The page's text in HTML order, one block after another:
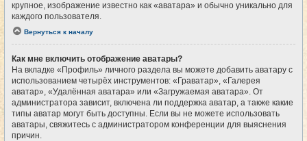
крупное, изображение известно как «аватара» и обычно уникально для
каждого пользователя.
Вернуться к началу
Как мне включить отображение аватары?
На вкладке «Профиль» личного раздела вы можете добавить аватару с
использованием четырёх инструментов: «Граватар», «Галерея
аватар», «Удалённая аватара» или «Загружаемая аватара». От
администратора зависит, включена ли поддержка аватар, а также какие
типы аватар могут быть доступны. Если вы не можете использовать
аватары, свяжитесь с администратором конференции для выяснения
причин.